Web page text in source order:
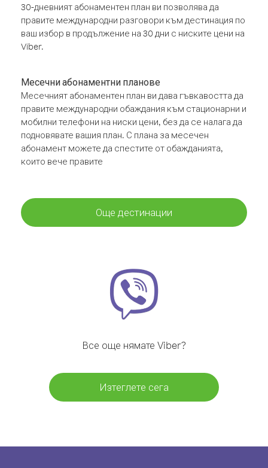
30-дневният абонаментен план ви позволява да
правите международни разговори към дестинация по
ваш избор в продължение на 30 дни с ниските цени на
Viber.
Месечни абонаментни планове
Месечният абонаментен план ви дава гъвкавостта да
правите международни обаждания към стационарни и
мобилни телефони на ниски цени, без да се налага да
подновявате вашия план. С плана за месечен
абонамент можете да спестите от обажданията,
които вече правите
Още дестинации
Все още нямате Viber?
Изтеглете сега